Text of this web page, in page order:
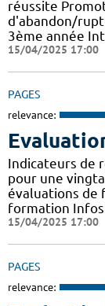
réussite
d'abandon/
3ème année
15/04/2025 17:00
PAGES
relevance:
Indicateurs de
pour une
évaluations de
formation
15/04/2025 17:00
PAGES
relevance: